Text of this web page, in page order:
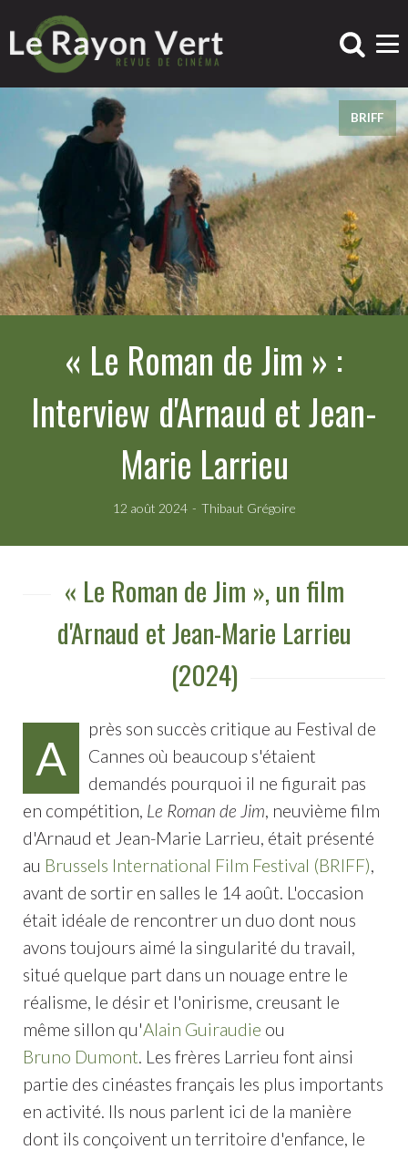
BRIFF
« Le Roman de Jim » :
Interview d'Arnaud et Jean-
Marie Larrieu
12 août 2024 Thibaut Grégoire
« Le Roman de Jim », un film
d'Arnaud et Jean-Marie Larrieu
(2024)
A
près son succès critique au Festival de
Cannes où beaucoup s'étaient
demandés pourquoi il ne figurait pas
en compétition, Le Roman de Jim, neuvième film
d'Arnaud et Jean-Marie Larrieu, était présenté
au Brussels International Film Festival (BRIFF),
avant de sortir en salles le 14 août. L'occasion
était idéale de rencontrer un duo dont nous
avons toujours aimé la singularité du travail,
situé quelque part dans un nouage entre le
réalisme, le désir et l'onirisme, creusant le
même sillon qu'Alain Guiraudie ou
Bruno Dumont. Les frères Larrieu font ainsi
partie des cinéastes français les plus importants
en activité. Ils nous parlent ici de la manière
dont ils conçoivent un territoire d'enfance, le